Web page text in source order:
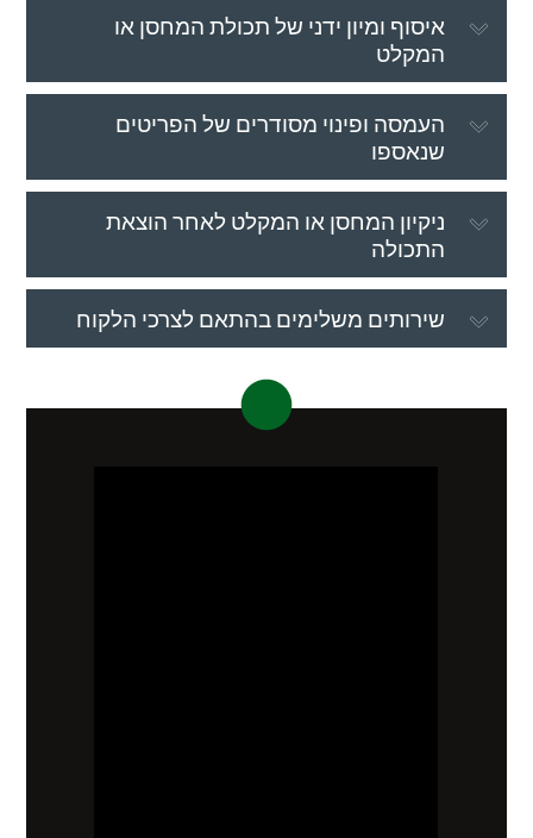
איסוף ומיון ידני של תכולת המחסן או
המקלט
העמסה ופינוי מסודרים של הפריטים
שנאספו
ניקיון המחסן או המקלט לאחר הוצאת
התכולה
שירותים משלימים בהתאם לצרכי הלקוח